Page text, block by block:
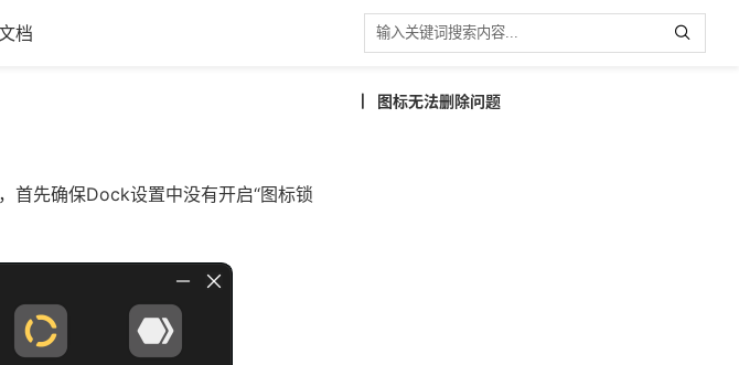
档
首先确保Dock设置中没有开启“图标锁
图标无法删除问题